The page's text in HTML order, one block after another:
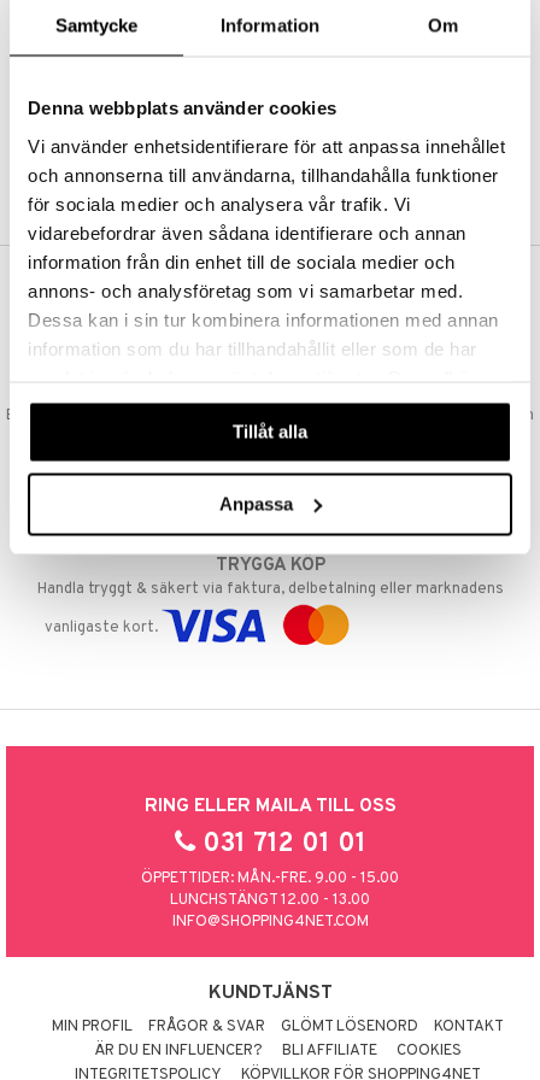
Samtycke Information Om
Denna webbplats använder cookies
Vi använder enhetsidentifierare för att anpassa innehållet
och annonserna till användarna, tillhandahålla funktioner
för sociala medier och analysera vår trafik. Vi
vidarebefordrar även sådana identifierare och annan
information från din enhet till de sociala medier och
annons- och analysföretag som vi samarbetar med.
Dessa kan i sin tur kombinera informationen med annan
information som du har tillhandahållit eller som de har
våra cookies vid fortsatt användande av vår webbplats.
Tillåt alla
Anpassa
Abonnemang
Bevaka produkter
Recensera produkter
SKAPA KUND
VAD KOSTAR FRAKTEN?
Vi erbjuder fri frakt från 350 kr. Vår gräns för fraktfri leverans bestäms
utifån vilken avdelning du handlar från. Läs mer här »
Beställningar lagda före 14:00 (gäller varor i lager) skickas normalt ut från
oss samma dag.
GODKÄND AV LÄKEMEDELSVERKET
EU-logotypen är symbolen som visar att vi är godkända av
TRYGGA KÖP
Handla tryggt & säkert via faktura, delbetalning eller marknadens
vanligaste kort.
RING ELLER MAILA TILL OSS
031 712 01 01
ÖPPETTIDER: MÅN.-FRE. 9.00 - 15.00
LUNCHSTÄNGT 12.00 - 13.00
INFO@SHOPPING4NET.COM
KUNDTJÄNST
MIN PROFIL FRÅGOR & SVAR GLÖMT LÖSENORD
KONTAKT
ÄR DU EN INFLUENCER?
BLI AFFILIATE
COOKIES
INTEGRITETSPOLICY
KÖPVILLKOR FÖR SHOPPING4NET